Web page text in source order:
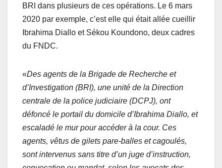
BRI dans plusieurs de ces opérations. Le 6 mars
2020 par exemple, c’est elle qui était allée cueillir
Ibrahima Diallo et Sékou Koundono, deux cadres
du FNDC.
«Des agents de la Brigade de Recherche et
d’Investigation (BRI), une unité de la Direction
centrale de la police judiciaire (DCPJ), ont
défoncé le portail du domicile d’Ibrahima Diallo, et
escaladé le mur pour accéder à la cour. Ces
agents, vêtus de gilets pare-balles et cagoulés,
sont intervenus sans titre d’un juge d’instruction,